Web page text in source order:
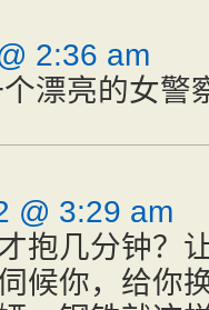
2:36 am
漂亮的女警
@ 3:29 am
抱几分钟？
候你，给你